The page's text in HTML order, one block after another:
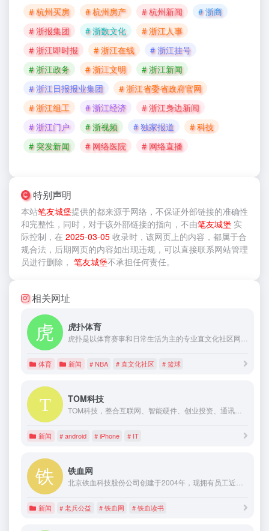
# 杭州买房 # 杭州房产 # 杭州新闻
# 浙商
# 浙报集团
# 浙数文化
# 浙江人事
# 浙江即时报
# 浙江在线
# 浙江挂号
# 浙江政务
# 浙江文明
# 浙江新闻
# 浙江日报报业集团
# 浙江省委省政府官网
# 浙江组工
# 浙江经济
# 浙江身边新闻
# 浙江门户
# 浙视频 # 独家报道
# 科技
# 突发新闻
# 网络医院 # 网络直播
特别声明
本站笔友城堡提供的都来源于网络，不保证外部链接的准确性
和完整性，同时，对于该外部链接的指向，不由笔友城堡 实
际控制，在 2025-03-05 收录时，该网页上的内容，都属于合
规合法，后期网页的内容如出现违规，可以直接联系网站管理
员进行删除， 笔友城堡不承担任何责任。
相关网址
虎扑体育
虎扑是以体育赛事和日常生活为主的专业直文化社区网站,专注于NBA直播,NBA视频,NBA赛程,NBA常规赛,NBA季后赛,NBA总决赛,NBA新闻,英超,西甲,意甲,法甲,德甲,中超,欧冠,亚冠,游戏电竞,英雄联盟等全部篮球足球电竞排球赛事,以步行街为代表的专业论坛
体育 新闻 # NBA # 直文化社区 # 篮球
TOM科技
TOM科技，整合互联网、智能硬件、创业投资、通讯数码、行业趋势等综合科技资讯，提供更专业、及时的科技快讯，是企业家、产品报道传播的专业平台。
新闻 # android # iPhone # IT
铁血网
北京铁血科技股份公司创建于2004年，现拥有员工近五百人，是国家高新技术企业。铁血科技以铁血网为核心品牌（tiexue.net，创立于2001年），以龙牙战术服装品牌为核心产品，立志于让中国男人穿得更好。2015年11月，铁血科技挂牌新三板（证券代码：833658）
新闻 # 老兵公益 # 铁血网 # 铁血读书